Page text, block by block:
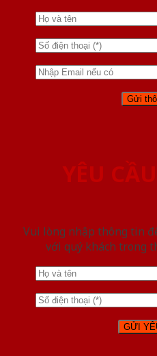
YÊU
Vui lòng nhập thông tin
với quý khách trong